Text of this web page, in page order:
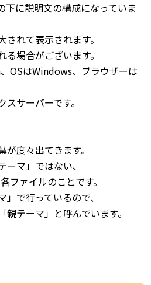
下に説明文の構成になっていま
れて表示されます。
場合がございます。
OSはWindows、ブラウザーは
サーバーです。
度々出てきます。
マ」ではない、
ァイルのことです。
で行っているので、
テーマ」と呼んでいます。